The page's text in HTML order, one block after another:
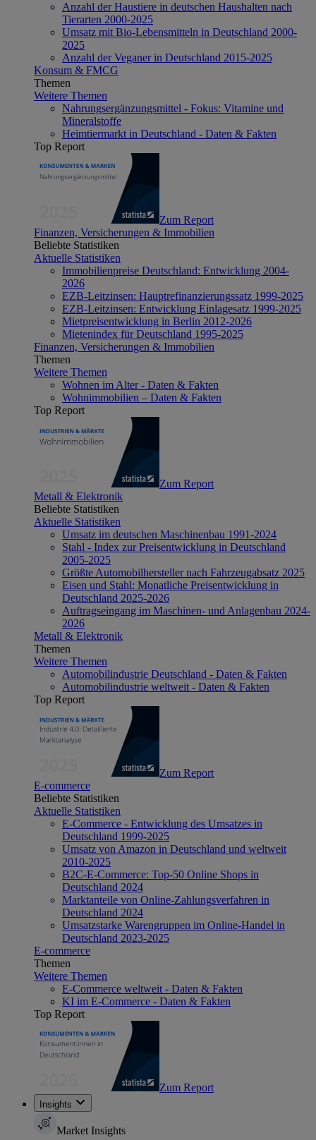
Anzahl der Haustiere in deutschen Haushalten nach
Tierarten 2000-2025
Umsatz mit Bio-Lebensmitteln in Deutschland 2000-
2025
Anzahl der Veganer in Deutschland 2015-2025
Konsum & FMCG
Themen
Weitere Themen
Nahrungsergänzungsmittel - Fokus: Vitamine und
Mineralstoffe
Heimtiermarkt in Deutschland - Daten & Fakten
Top Report
Zum Report
Finanzen, Versicherungen & Immobilien
Beliebte Statistiken
Aktuelle Statistiken
Immobilienpreise Deutschland: Entwicklung 2004-
2026
EZB-Leitzinsen: Hauptrefinanzierungssatz 1999-2025
EZB-Leitzinsen: Entwicklung Einlagesatz 1999-2025
Mietpreisentwicklung in Berlin 2012-2026
Mietenindex für Deutschland 1995-2025
Finanzen, Versicherungen & Immobilien
Themen
Weitere Themen
Wohnen im Alter - Daten & Fakten
Wohnimmobilien – Daten & Fakten
Top Report
Zum Report
Metall & Elektronik
Beliebte Statistiken
Aktuelle Statistiken
Umsatz im deutschen Maschinenbau 1991-2024
Stahl - Index zur Preisentwicklung in Deutschland
2005-2025
Größte Automobilhersteller nach Fahrzeugabsatz 2025
Eisen und Stahl: Monatliche Preisentwicklung in
Deutschland 2025-2026
Auftragseingang im Maschinen- und Anlagenbau 2024-
2026
Metall & Elektronik
Themen
Weitere Themen
Automobilindustrie Deutschland - Daten & Fakten
Automobilindustrie weltweit - Daten & Fakten
Top Report
Zum Report
E-commerce
Beliebte Statistiken
Aktuelle Statistiken
E-Commerce - Entwicklung des Umsatzes in
Deutschland 1999-2025
Umsatz von Amazon in Deutschland und weltweit
2010-2025
B2C-E-Commerce: Top-50 Online Shops in
Deutschland 2024
Marktanteile von Online-Zahlungsverfahren in
Deutschland 2024
Umsatzstarke Warengruppen im Online-Handel in
Deutschland 2023-2025
E-commerce
Themen
Weitere Themen
E-Commerce weltweit - Daten & Fakten
KI im E-Commerce - Daten & Fakten
Top Report
Zum Report
Insights
Market Insights